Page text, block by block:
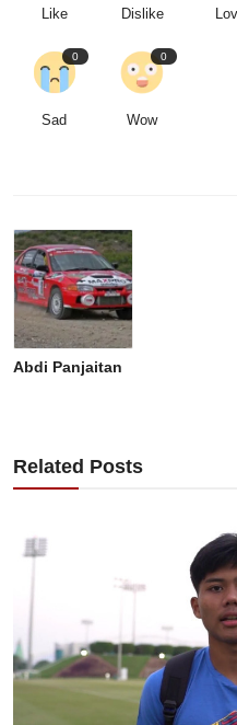
Like Dislike
0
Sad
0
Wow
Abdi Panjaitan
Related Posts